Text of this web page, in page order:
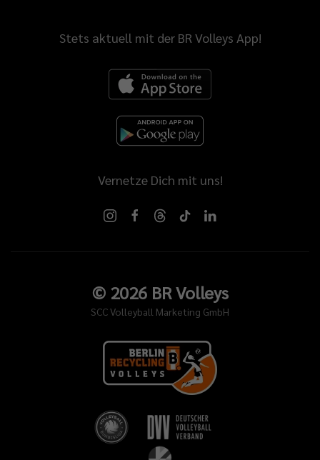
Stets aktuell mit der BR Volleys App!
Vernetze Dich mit uns!
© 2026BR Volleys
SCC Volleyball Marketing GmbH